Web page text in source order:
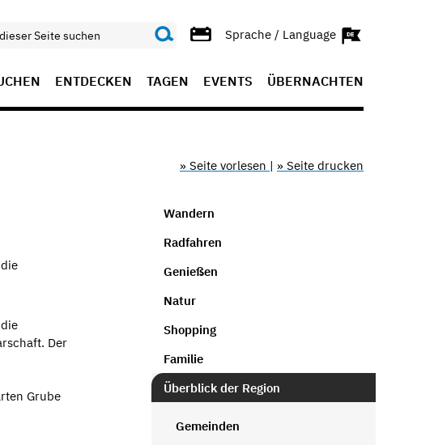
Sprache / Language
ENTDECKEN TAGEN EVENTS ÜBERNACHTEN
» Seite vorlesen | » Seite drucken
Der
Grube
Wandern
Radfahren
Genießen
Natur
Shopping
Familie
Überblick der Region
Gemeinden